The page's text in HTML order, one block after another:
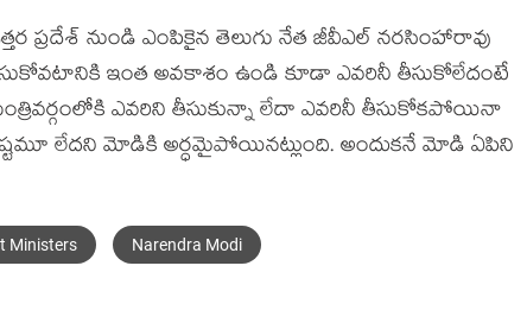
ప్రదేశ్ నుండి ఎంపికైన తెలుగు నేత జీవీఎల్ నరసింహారావు
ఇంత అవకాశం ఉండి కూడా ఎవరినీ తీసుకోలేదంటే
ఎవరిని తీసుకున్నా లేదా ఎవరినీ తీసుకోకపోయినా
లేదని మోడికి అర్ధమైపోయినట్లుంది. అందుకనే మోడి ఏపిని
Ministers Narendra Modi